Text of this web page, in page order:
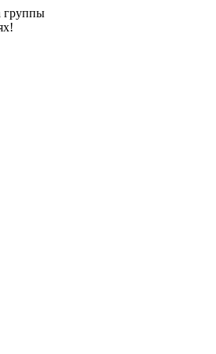
группы